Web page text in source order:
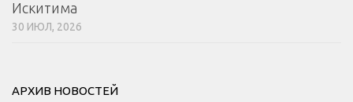
Искитима
30 ИЮЛ, 2026
АРХИВ НОВОСТЕЙ